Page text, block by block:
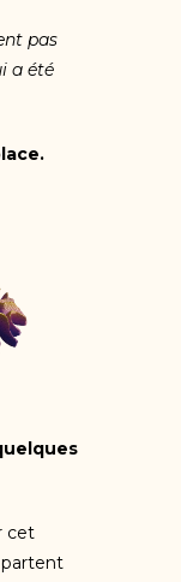
pas
a été
cet